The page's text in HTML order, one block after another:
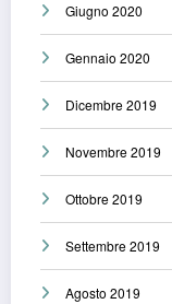
Giugno 2020
Gennaio 2020
Dicembre 2019
Novembre 2019
Ottobre 2019
Settembre 2019
Agosto 2019